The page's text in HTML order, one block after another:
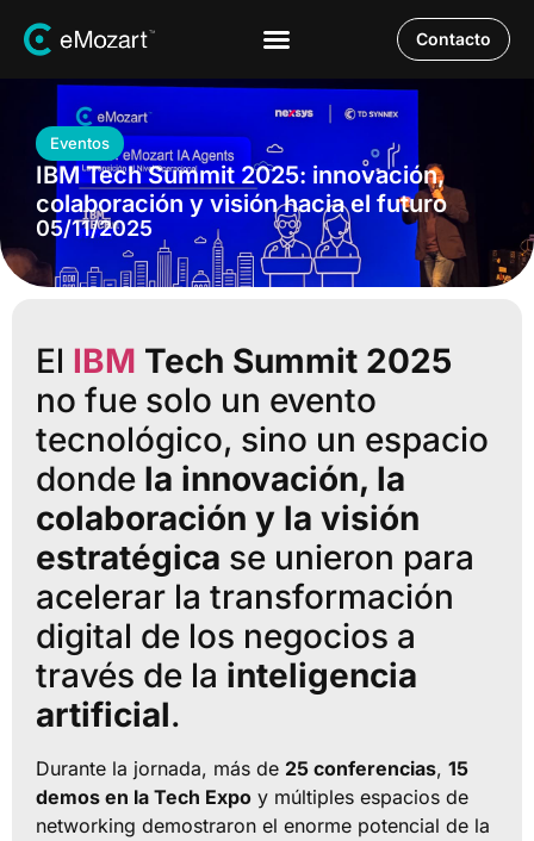
Contacto
Eventos
IBM Tech Summit 2025: innovación,
colaboración y visión hacia el futuro
05/11/2025
El IBM Tech Summit 2025
no fue solo un evento
tecnológico, sino un espacio
donde la innovación, la
colaboración y la visión
estratégica se unieron para
acelerar la transformación
digital de los negocios a
través de la inteligencia
artificial.
Durante la jornada, más de 25 conferencias, 15
demos en la Tech Expo y múltiples espacios de
networking demostraron el enorme potencial de la